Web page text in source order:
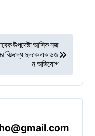
উপদেষ্টা আসিফ নজ
বিরুদ্ধে দুদকে এক ডজ
ন অভিযোগ